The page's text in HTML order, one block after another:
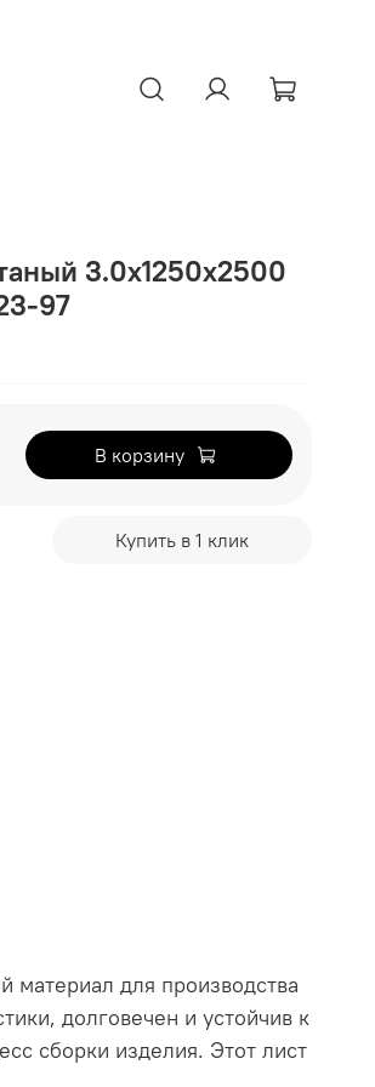
3.0х1250х2500
97
В корзину
Купить в 1 клик
материал для производства
долговечен и устойчив к
сборки изделия. Этот лист